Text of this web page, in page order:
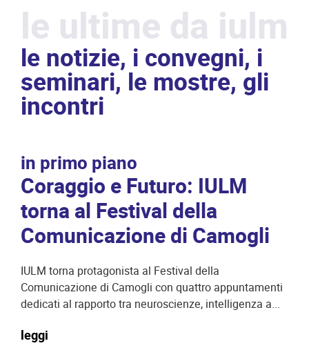
le ultime da iulm
le notizie, i convegni, i
seminari, le mostre, gli
incontri
in primo piano
Coraggio e Futuro: IULM
torna al Festival della
Comunicazione di Camogli
IULM torna protagonista al Festival della
Comunicazione di Camogli con quattro appuntamenti
dedicati al rapporto tra neuroscienze, intelligenza a...
leggi